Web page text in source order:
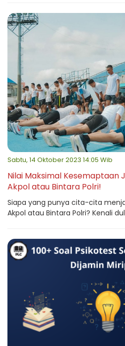
Sabtu, 14 Oktober 2023 14:05 Wib
Nilai Maksimal Kesemaptaan
Akpol atau Bintara Polri!
Siapa yang punya cita-cita
Akpol atau Bintara Polri? Kenali